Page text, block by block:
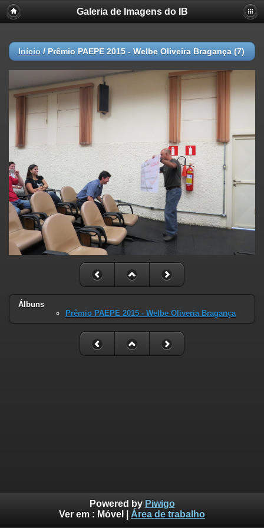
Galeria de Imagens do IB
Início / Prêmio PAEPE 2015 - Welbe Oliveira Bragança (7)
Álbuns
Prêmio PAEPE 2015 - Welbe Oliveria Bragança
Powered by Piwigo
Ver em : Móvel Área de trabalho